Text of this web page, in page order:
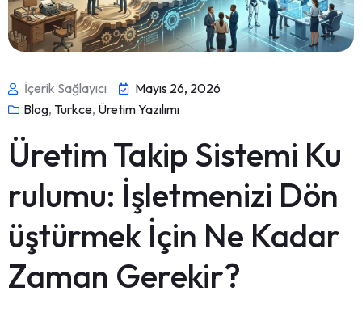
İçerik Sağlayıcı
Mayıs 26, 2026
Blog, Turkce, Üretim Yazılımı
Üretim Takip Sistemi Ku
rulumu: İşletmenizi Dön
üştürmek İçin Ne Kadar
Zaman Gerekir?